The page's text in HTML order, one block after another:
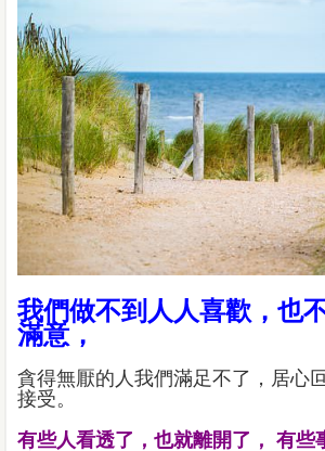
我們做不到人人喜歡，也
滿意，
貪得無厭的人我們滿足不了，居心
接受。
有些人看透了，也就離開了， 有些